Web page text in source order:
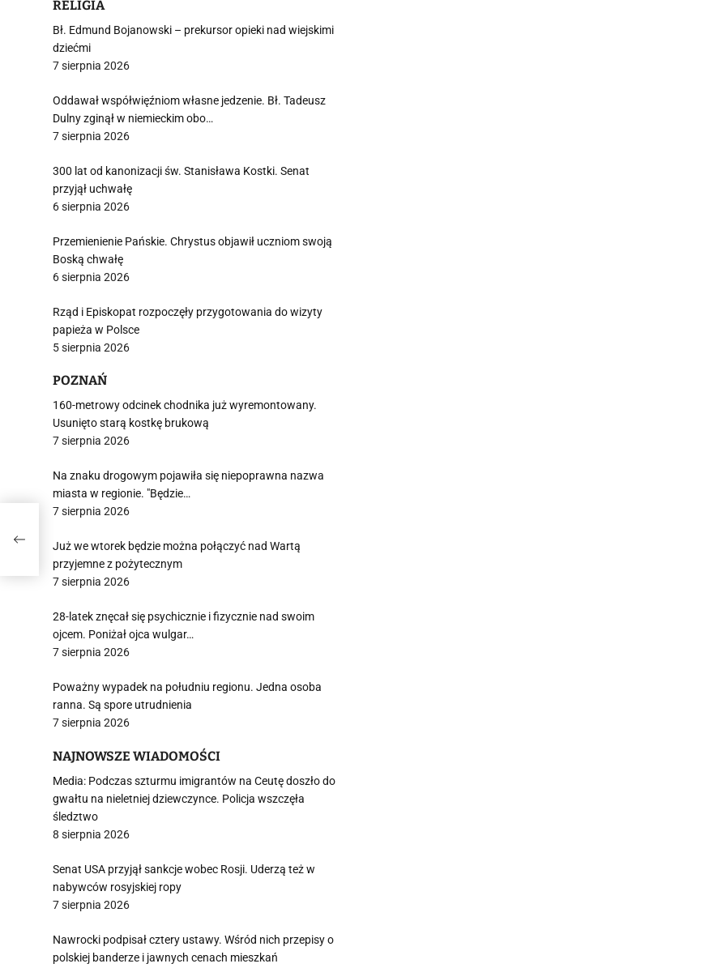
RELIGIA
Bł. Edmund Bojanowski – prekursor opieki nad wiejskimi
dziećmi
7 sierpnia 2026
Oddawał współwięźniom własne jedzenie. Bł. Tadeusz
Dulny zginął w niemieckim obo…
7 sierpnia 2026
300 lat od kanonizacji św. Stanisława Kostki. Senat
przyjął uchwałę
6 sierpnia 2026
Przemienienie Pańskie. Chrystus objawił uczniom swoją
Boską chwałę
6 sierpnia 2026
Rząd i Episkopat rozpoczęły przygotowania do wizyty
papieża w Polsce
5 sierpnia 2026
POZNAŃ
160-metrowy odcinek chodnika już wyremontowany.
Usunięto starą kostkę brukową
7 sierpnia 2026
Na znaku drogowym pojawiła się niepoprawna nazwa
miasta w regionie. "Będzie…
7 sierpnia 2026
Już we wtorek będzie można połączyć nad Wartą
przyjemne z pożytecznym
7 sierpnia 2026
28-latek znęcał się psychicznie i fizycznie nad swoim
ojcem. Poniżał ojca wulgar…
7 sierpnia 2026
Poważny wypadek na południu regionu. Jedna osoba
ranna. Są spore utrudnienia
7 sierpnia 2026
NAJNOWSZE WIADOMOŚCI
Media: Podczas szturmu imigrantów na Ceutę doszło do
gwałtu na nieletniej dziewczynce. Policja wszczęła
śledztwo
8 sierpnia 2026
Senat USA przyjął sankcje wobec Rosji. Uderzą też w
nabywców rosyjskiej ropy
7 sierpnia 2026
Nawrocki podpisał cztery ustawy. Wśród nich przepisy o
polskiej banderze i jawnych cenach mieszkań